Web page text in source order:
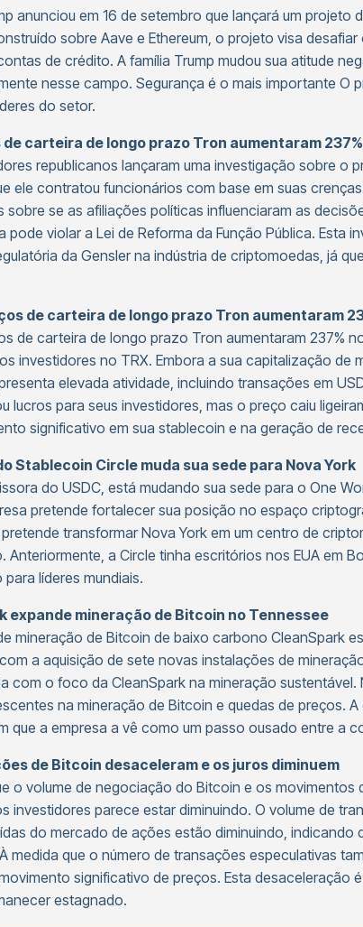
anunciou em 16 de setembro que lançará um
sobre Aave e Ethereum, o projeto visa
de crédito. A família Trump mudou sua atitude
nesse campo. Segurança é o mais importante O
do setor.
carteira de longo prazo Tron aumentaram
republicanos lançaram uma investigação sobre o
ele contratou funcionários com base em suas
sobre se as afiliações políticas influenciaram as
pode violar a Lei de Reforma da Função Pública. Esta
da Gensler na indústria de criptomoedas, já
de carteira de longo prazo Tron aumentaram
de carteira de longo prazo Tron aumentaram 237%
investidores no TRX. Embora a sua capitalização de
elevada atividade, incluindo transações em
lucros para seus investidores, mas o preço caiu
significativo em sua stablecoin e na geração de
Stablecoin Circle muda sua sede para Nova York
do USDC, está mudando sua sede para o One
pretende fortalecer sua posição no espaço
transformar Nova York em um centro de
Anteriormente, a Circle tinha escritórios nos EUA em
líderes mundiais.
expande mineração de Bitcoin no Tennessee
mineração de Bitcoin de baixo carbono CleanSpark
a aquisição de sete novas instalações de
com o foco da CleanSpark na mineração
na mineração de Bitcoin e quedas de preços.
que a empresa a vê como um passo ousado entre a
de Bitcoin desaceleram e os juros diminuem
o volume de negociação do Bitcoin e os movimentos
investidores parece estar diminuindo. O volume de
do mercado de ações estão diminuindo, indicando
medida que o número de transações especulativas
significativo de preços. Esta desaceleração
estagnado.